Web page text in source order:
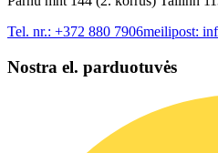
Tel. nr.: +372 880 7906meilipost:
Nostra el. parduotuvės